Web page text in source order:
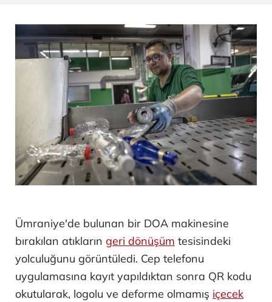
Ümraniye'de bulunan bir DOA makinesine
bırakılan atıkların geri dönüşüm tesisindeki
yolculuğunu görüntüledi. Cep telefonu
uygulamasına kayıt yapıldıktan sonra QR kodu
okutularak, logolu ve deforme olmamış içecek